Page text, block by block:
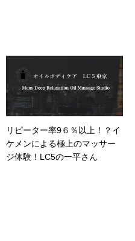
リピーター率9６％以上！？イ
ケメンによる極上のマッサー
ジ体験！LC5の一平さん